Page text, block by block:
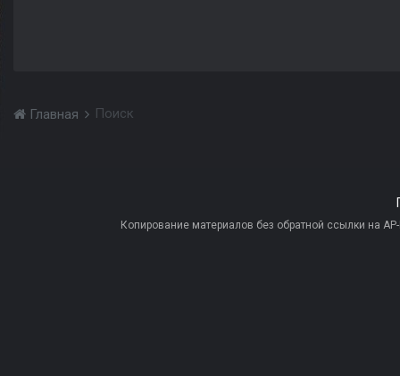
Главная Поиск
Копирование материалов без обратной ссылки на